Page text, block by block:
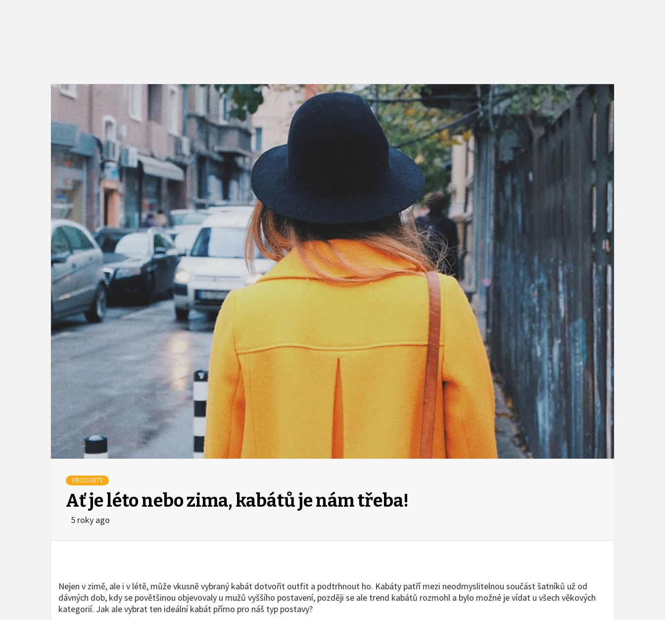
PRODUKTY
Ať je léto nebo zima, kabátů je nám třeba!
5 roky ago
Nejen v zimě, ale i v létě, může vkusně vybraný kabát dotvořit outfit a podtrhnout ho. Kabáty patří mezi neodmyslitelnou součást šatníků už od
dávných dob, kdy se povětšinou objevovaly u mužů vyššího postavení, později se ale trend kabátů rozmohl a bylo možné je vídat u všech věkových
kategorií. Jak ale vybrat ten ideální kabát přímo pro náš typ postavy?